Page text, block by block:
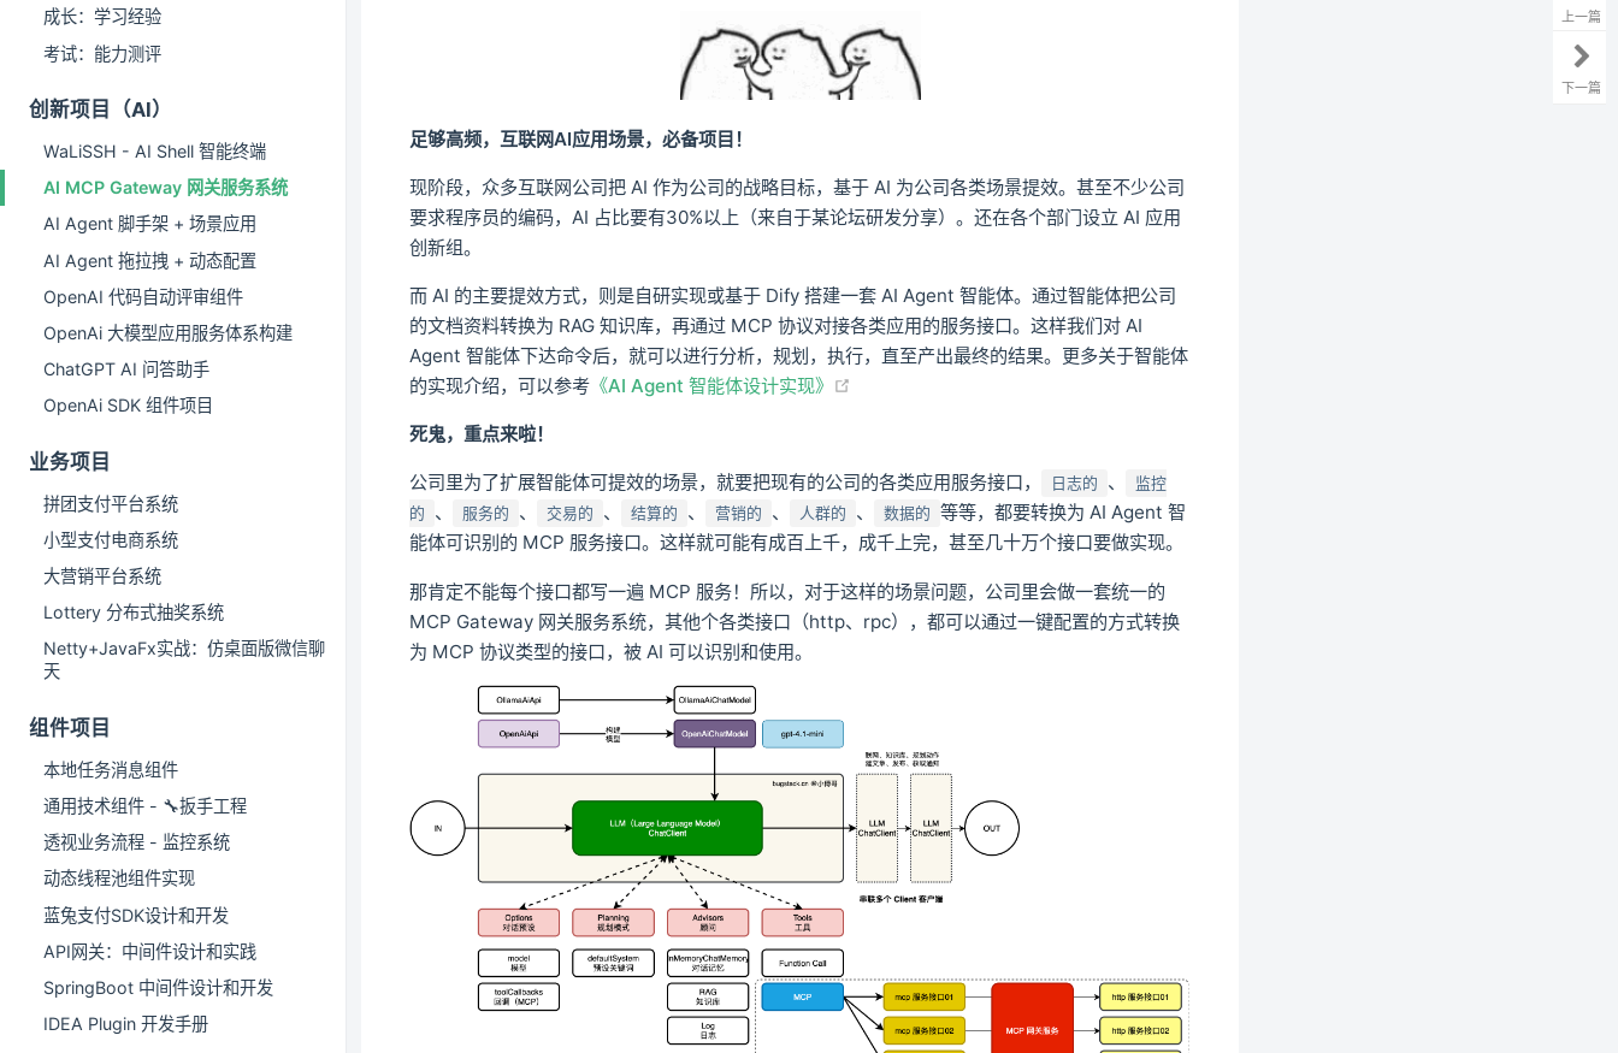
成长：学习经验
考试：能力测评
创新项目（AI）
WaLiSSH - AI Shell 智能终端
AI MCP Gateway 网关服务系统
AI Agent 脚手架 + 场景应用
AI Agent 拖拉拽 + 动态配置
OpenAI 代码自动评审组件
OpenAi 大模型应用服务体系构建
ChatGPT AI 问答助手
OpenAi SDK 组件项目
业务项目
拼团支付平台系统
小型支付电商系统
大营销平台系统
Lottery 分布式抽奖系统
Netty+JavaFx实战：仿桌面版微信聊
天
组件项目
本地任务消息组件
通用技术组件 - 🔧扳手工程
透视业务流程 - 监控系统
动态线程池组件实现
蓝兔支付SDK设计和开发
API网关：中间件设计和实践
SpringBoot 中间件设计和开发
IDEA Plugin 开发手册
足够高频，互联网AI应用场景，必备项目！
现阶段，众多互联网公司把 AI 作为公司的战略目标，基于 AI 为公司各类场景提效。甚至不少公司
要求程序员的编码，AI 占比要有30%以上（来自于某论坛研发分享）。还在各个部门设立 AI 应用
创新组。
而 AI 的主要提效方式，则是自研实现或基于 Dify 搭建一套 AI Agent 智能体。通过智能体把公司
的文档资料转换为 RAG 知识库，再通过 MCP 协议对接各类应用的服务接口。这样我们对 AI
Agent 智能体下达命令后，就可以进行分析，规划，执行，直至产出最终的结果。更多关于智能体
的实现介绍，可以参考 《AI Agent 智能体设计实现》
死鬼，重点来啦！
公司里为了扩展智能体可提效的场景，就要把现有的公司的各类应用服务接口， 日志的 、
监控
的
、 服务的 、 交易的 、 结算的 、 营销的 、 人群的 、 数据的 等等，都要转换为 AI Agent 智
能体可识别的 MCP 服务接口。这样就可能有成百上千，成千上完，甚至几十万个接口要做实现。
那肯定不能每个接口都写一遍 MCP 服务！所以，对于这样的场景问题，公司里会做一套统一的
MCP Gateway 网关服务系统，其他个各类接口（http、rpc），都可以通过一键配置的方式转换
为 MCP 协议类型的接口，被 AI 可以识别和使用。
上一篇
下一篇